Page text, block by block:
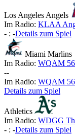
Los Angeles Angels
Im Radio: KLAA
- : -Details zum Spiel
Miami Marlins
Im Radio: WQAM
--
Im Radio: WQAM
Details zum Spiel
Athletics
Im Radio: WDGG
- : -Details zum Spiel